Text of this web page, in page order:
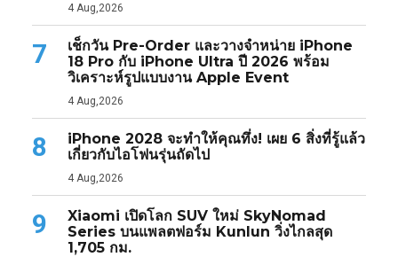
4 Aug,2026
7
เช็กวัน Pre-Order และวางจำหน่าย iPhone
18 Pro กับ iPhone Ultra ปี 2026 พร้อม
วิเคราะห์รูปแบบงาน Apple Event
4 Aug,2026
8
iPhone 2028 จะทำให้คุณทึ่ง! เผย 6 สิ่งที่รู้แล้ว
เกี่ยวกับไอโฟนรุ่นถัดไป
4 Aug,2026
9
Xiaomi เปิดโลก SUV ใหม่ SkyNomad
Series บนแพลตฟอร์ม Kunlun วิ่งไกลสุด
1,705 กม.